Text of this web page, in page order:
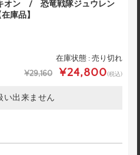
オン / 恐竜戦隊ジュウレン
庫品】
在庫状態 : 売り切れ
¥29,160 ¥24,800(税込)
い出来ません